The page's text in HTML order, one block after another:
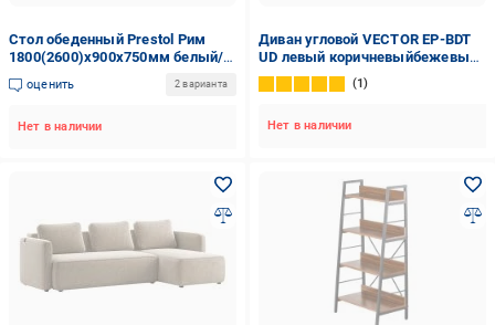
Стол обеденный Prestol Рим
1800(2600)x900x750мм белый/
шампань
оценить 2 варианта
Нет в наличии
Диван угловой VECTOR EP-BDT
UD левый коричневыйбежевый
3000x2170x740 мм
1
Нет в наличии